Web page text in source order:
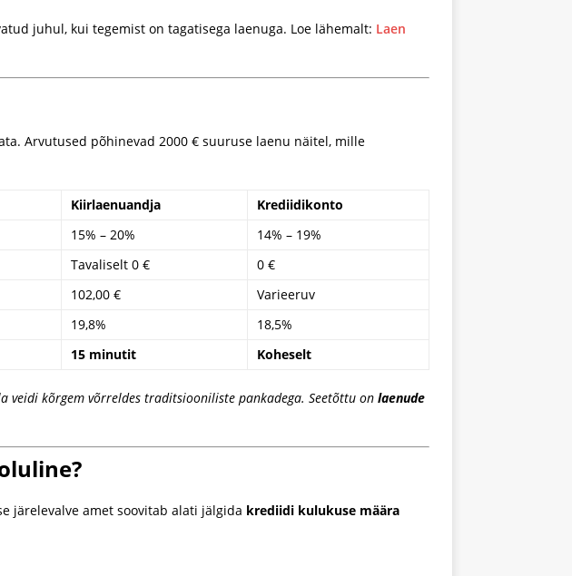
juhul, kui tegemist on tagatisega laenuga. Loe lähemalt: Laen
Arvutused põhinevad 2000 € suuruse laenu näitel, mille
Kiirlaenuandja
Krediidikonto
15% – 20%
14% – 19%
Tavaliselt 0 €
0 €
102,00 €
Varieeruv
19,8%
18,5%
15 minutit Koheselt
veidi kõrgem võrreldes traditsiooniliste pankadega. Seetõttu on laenude
järelevalve amet soovitab alati jälgida krediidi kulukuse määra